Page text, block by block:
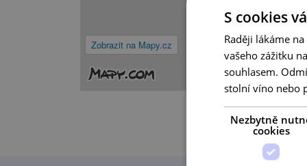
Zobrazit na Mapy.cz
S cookies
Raději lákáme
vašeho zážitku
souhlasem.
stolní víno nebo
Nezbytně
cookies